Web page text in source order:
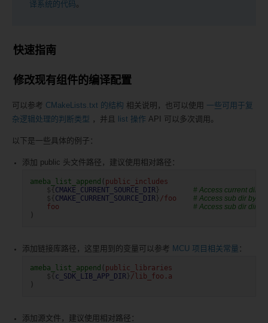
译系统的代码。
快速指南
修改现有组件的编译配置
可以参考 CMakeLists.txt 的结构 相关说明，也可以使用 一些可用于复
杂逻辑处理的判断类型 ，并且 list 操作 API 可以多次调用。
以下是一些具体的例子：
添加 public 头文件路径，建议使用相对路径：
ameba_list_append ( public_includes
${CMAKE_CURRENT_SOURCE_DIR }
# Access current dir
${CMAKE_CURRENT_SOURCE_DIR } /foo
# Access sub dir by
foo
# Access sub dir
)
添加链接库路径，这里用到的变量可以参考 MCU 项目相关常量 ：
ameba_list_append ( public_libraries
${c_SDK_LIB_APP_DIR } /lib_foo.a
)
添加源文件，建议使用相对路径：